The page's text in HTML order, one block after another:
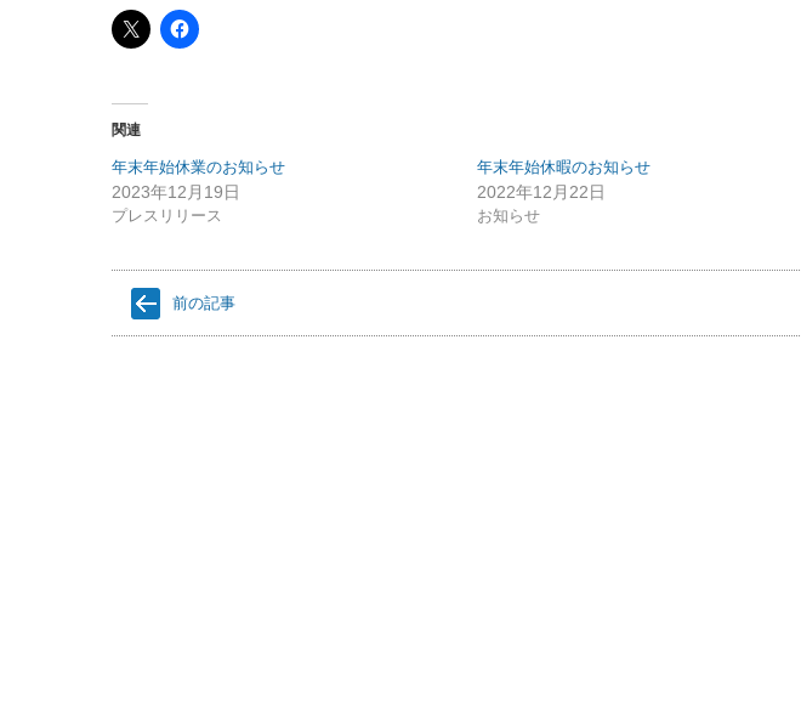
関連
年末年始休業のお知らせ
2023年12月19日
プレスリリース
年末年始休暇のお知らせ
2022年12月22日
お知らせ
前の記事